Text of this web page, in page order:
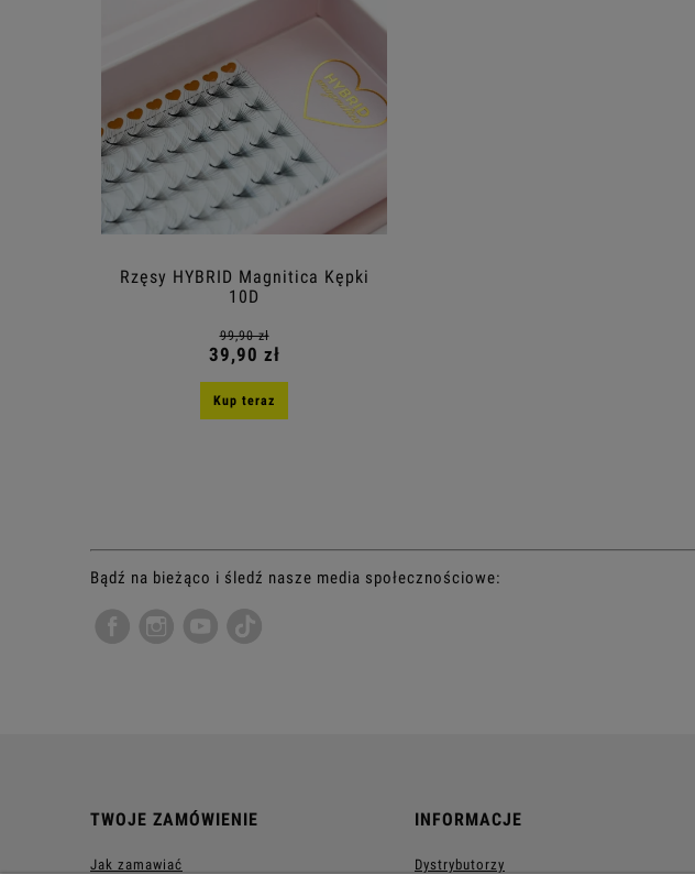
Rzęsy HYBRID Magnitica Kępki
10D
99,90 zł
39,90 zł
Kup teraz
Bądź na bieżąco i śledź nasze media społecznościowe:
TWOJE ZAMÓWIENIE
Jak zamawiać
INFORMACJE
Dystrybutorzy